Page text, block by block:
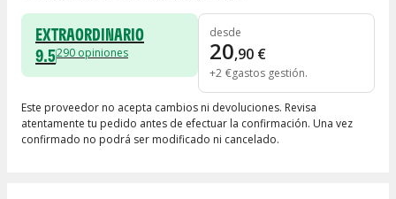
EXTRAORDINARIO
9.5290 opiniones
desde
20,90 €
+2 €gastos gestión
Este proveedor no acepta cambios ni devoluciones. Revisa
atentamente tu pedido antes de efectuar la confirmación. Una vez
confirmado no podrá ser modificado ni cancelado.